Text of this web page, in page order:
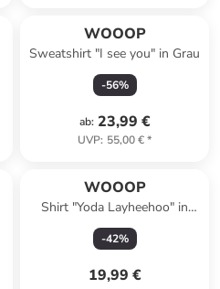
WOOOP
Sweatshirt "I see you" in Grau
-56%
ab: 23,99 €
UVP: 55,00 €*
WOOOP
Shirt "Yoda Layheehoo" in
Schwarz
-42%
19,99 €